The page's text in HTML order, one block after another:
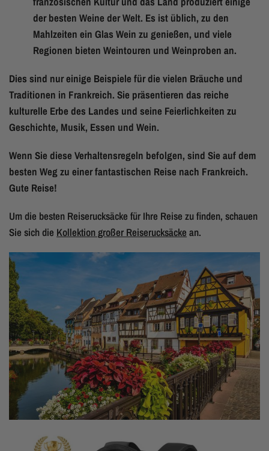
der besten Weine der Welt. Es ist üblich, zu den
Mahlzeiten ein Glas Wein zu genießen, und viele
Regionen bieten Weintouren und Weinproben an.
Dies sind nur einige Beispiele für die vielen Bräuche und
Traditionen in Frankreich. Sie präsentieren das reiche
kulturelle Erbe des Landes und seine Feierlichkeiten zu
Geschichte, Musik, Essen und Wein.
Wenn Sie diese Verhaltensregeln befolgen, sind Sie auf dem
besten Weg zu einer fantastischen Reise nach Frankreich.
Gute Reise!
Um die besten Reiserucksäcke für Ihre Reise zu finden, schauen
Sie sich die Kollektion großer Reiserucksäcke an.